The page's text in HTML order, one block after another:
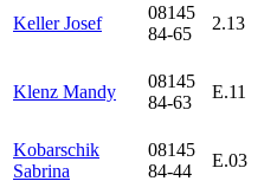
Keller Josef
08145
84-65
2.13
Klenz Mandy
08145
84-63
E.11
Kobarschik
Sabrina
08145
84-44
E.03